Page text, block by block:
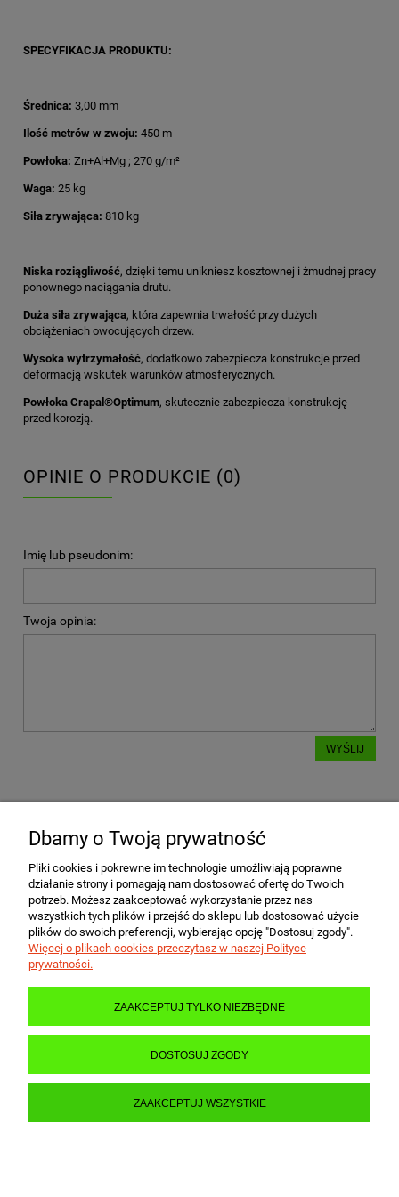
SPECYFIKACJA PRODUKTU:
Średnica: 3,00 mm
Ilość metrów w zwoju: 450 m
Powłoka: Zn+Al+Mg ; 270 g/m²
Waga: 25 kg
Siła zrywająca: 810 kg
Niska roziągliwość, dzięki temu unikniesz kosztownej i żmudnej pracy
ponownego naciągania drutu.
Duża siła zrywająca, która zapewnia trwałość przy dużych
obciążeniach owocujących drzew.
Wysoka wytrzymałość, dodatkowo zabezpiecza konstrukcje przed
deformacją wskutek warunków atmosferycznych.
Powłoka Crapal®Optimum, skutecznie zabezpiecza konstrukcję
przed korozją.
OPINIE O PRODUKCIE (0)
Imię lub pseudonim:
Twoja opinia:
WYŚLIJ
POMOC
MOJE KONTO
PŁATNOŚCI I DOSTAWA
INFORMACJE
Dbamy o Twoją prywatność
Pliki cookies i pokrewne im technologie umożliwiają poprawne
działanie strony i pomagają nam dostosować ofertę do Twoich
potrzeb. Możesz zaakceptować wykorzystanie przez nas
wszystkich tych plików i przejść do sklepu lub dostosować użycie
plików do swoich preferencji, wybierając opcję "Dostosuj zgody".
Więcej o plikach cookies przeczytasz w naszej Polityce
prywatności.
ZAAKCEPTUJ TYLKO NIEZBĘDNE
DOSTOSUJ ZGODY
ZAAKCEPTUJ WSZYSTKIE